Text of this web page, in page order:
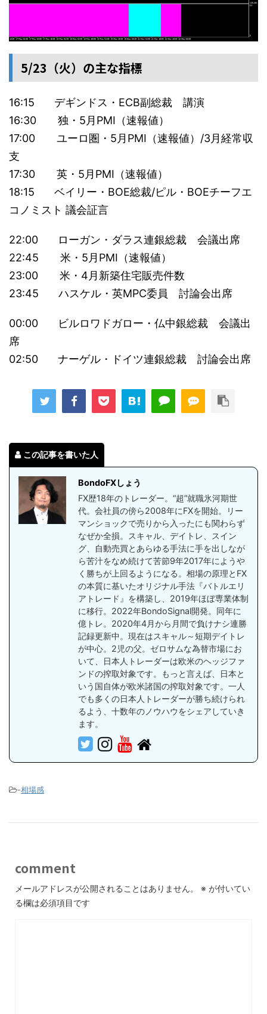
5/23（火）の主な指標
16:15 デギンドス・ECB副総裁 講演
16:30 独・5月PMI（速報値）
17:00 ユーロ圏・5月PMI（速報値）/3月経常収
支
17:30 英・5月PMI（速報値）
18:15 ベイリー・BOE総裁/ピル・BOEチーフエ
コノミスト 議会証言
22:00 ローガン・ダラス連銀総裁 会議出席
22:45 米・5月PMI（速報値）
23:00 米・4月新築住宅販売件数
23:45 ハスケル・英MPC委員 討論会出席
00:00 ビルロワドガロー・仏中銀総裁 会議出
席
02:50 ナーゲル・ドイツ連銀総裁 討論会出席
この記事を書いた人
BondoFXしょう
FX歴18年のトレーダー。“超”就職氷河期世
代。会社員の傍ら2008年にFXを開始。リー
マンショックで売りから入ったにも関わらず
なぜか全損。スキャル、デイトレ、スイン
グ、自動売買とあらゆる手法に手を出しなが
ら苦汁をなめ続けて苦節9年2017年にようや
く勝ちが上回るようになる。相場の原理とFX
の本質に基いたオリジナル手法『バトルエリ
アトレード』を構築し、2019年ほぼ専業体制
に移行。2022年BondoSignal開発。同年に
億トレ。2020年4月から月間で負けナシ連勝
記録更新中。現在はスキャル～短期デイトレ
が中心。2児の父。ゼロサムな為替市場にお
いて、日本人トレーダーは欧米のヘッジファ
ンドの搾取対象です。もっと言えば、日本と
いう国自体が欧米諸国の搾取対象です。一人
でも多くの日本人トレーダーが勝ち続けられ
るよう、十数年のノウハウをシェアしていき
ます。
-相場感
comment
メールアドレスが公開されることはありません。 ※ が付いてい
る欄は必須項目です